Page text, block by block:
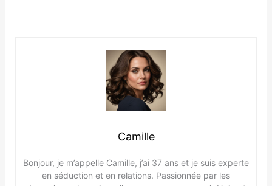
Camille
Bonjour, je m’appelle Camille, j’ai 37 ans et je suis experte
en séduction et en relations. Passionnée par les